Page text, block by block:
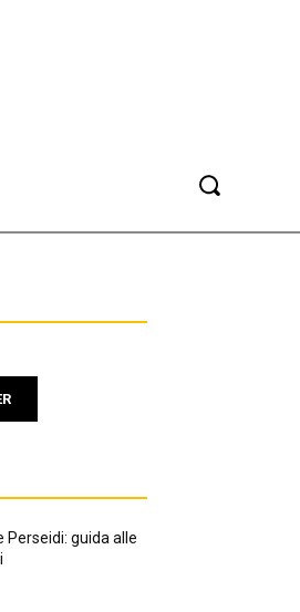
Perseidi: guida alle